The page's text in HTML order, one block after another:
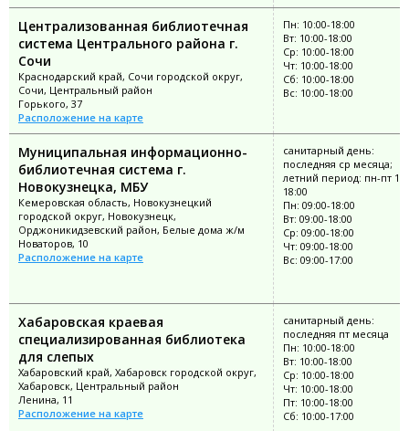
Централизованная библиотечная
система Центрального района г.
Сочи
Краснодарский край, Сочи городской округ,
Сочи, Центральный район
Горького, 37
Расположение на карте
Пн: 10:00-18:00
Вт: 10:00-18:00
Ср: 10:00-18:00
Чт: 10:00-18:00
Сб: 10:00-18:00
Вс: 10:00-18:00
Муниципальная информационно-
библиотечная система г.
Новокузнецка, МБУ
Кемеровская область, Новокузнецкий
городской округ, Новокузнецк,
Орджоникидзевский район, Белые дома ж/м
Новаторов, 10
Расположение на карте
санитарный день:
последняя ср месяца;
летний период: пн-пт
18:00
Пн: 09:00-18:00
Вт: 09:00-18:00
Ср: 09:00-18:00
Чт: 09:00-18:00
Вс: 09:00-17:00
Хабаровская краевая
специализированная библиотека
для слепых
Хабаровский край, Хабаровск городской округ,
Хабаровск, Центральный район
Ленина, 11
Расположение на карте
санитарный день:
последняя пт месяца
Пн: 10:00-18:00
Вт: 10:00-18:00
Ср: 10:00-18:00
Чт: 10:00-18:00
Пт: 10:00-18:00
Сб: 10:00-17:00